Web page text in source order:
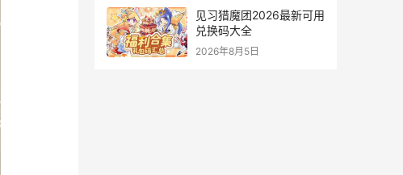
见习猎魔团2026最新可用
兑换码大全
2026年8月5日